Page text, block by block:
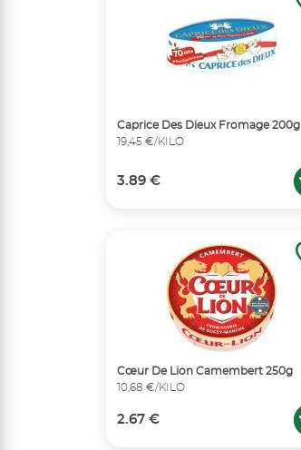
Caprice Des Dieux Fromage 200g
19,45 €/KILO
3.89 €
Cœur De Lion Camembert 250g
10,68 €/KILO
2.67 €